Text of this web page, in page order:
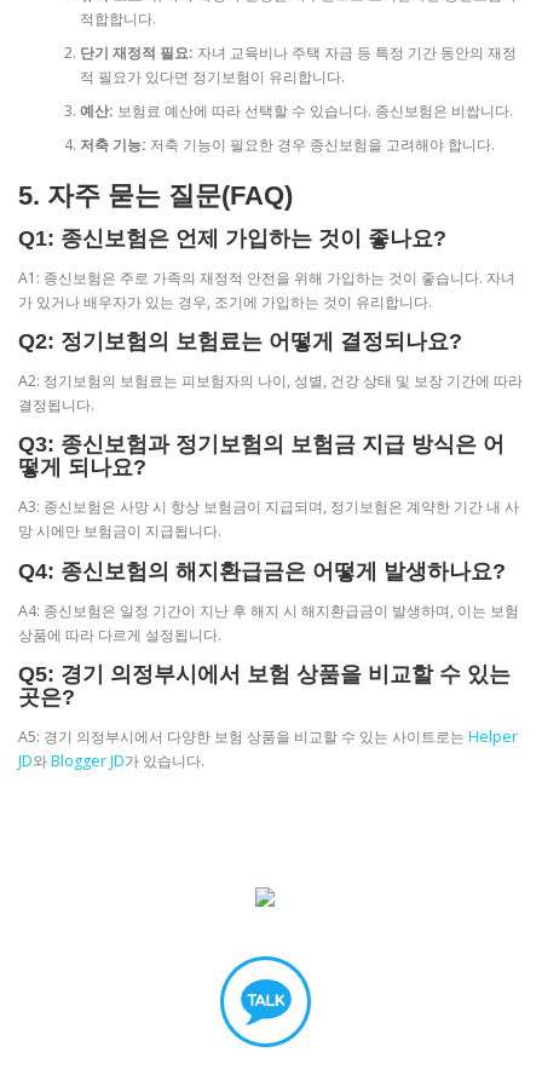
적합합니다.
단기 재정적 필요: 자녀 교육비나 주택 자금 등 특정 기간 동안의 재정
적 필요가 있다면 정기보험이 유리합니다.
예산: 보험료 예산에 따라 선택할 수 있습니다. 종신보험은 비쌉니다.
저축 기능: 저축 기능이 필요한 경우 종신보험을 고려해야 합니다.
5. 자주 묻는 질문(FAQ)
Q1: 종신보험은 언제 가입하는 것이 좋나요?
A1: 종신보험은 주로 가족의 재정적 안전을 위해 가입하는 것이 좋습니다. 자녀
가 있거나 배우자가 있는 경우, 조기에 가입하는 것이 유리합니다.
Q2: 정기보험의 보험료는 어떻게 결정되나요?
A2: 정기보험의 보험료는 피보험자의 나이, 성별, 건강 상태 및 보장 기간에 따라
결정됩니다.
Q3: 종신보험과 정기보험의 보험금 지급 방식은 어
떻게 되나요?
A3: 종신보험은 사망 시 항상 보험금이 지급되며, 정기보험은 계약한 기간 내 사
망 시에만 보험금이 지급됩니다.
Q4: 종신보험의 해지환급금은 어떻게 발생하나요?
A4: 종신보험은 일정 기간이 지난 후 해지 시 해지환급금이 발생하며, 이는 보험
상품에 따라 다르게 설정됩니다.
Q5: 경기 의정부시에서 보험 상품을 비교할 수 있는
곳은?
A5: 경기 의정부시에서 다양한 보험 상품을 비교할 수 있는 사이트로는 Helper
JD와Blogger JD가 있습니다.